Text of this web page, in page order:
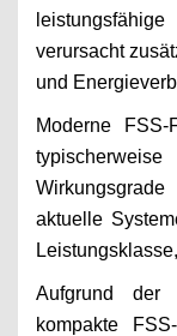
verursacht
und
Moderne
aktuelle
Aufgrund der
kompakte